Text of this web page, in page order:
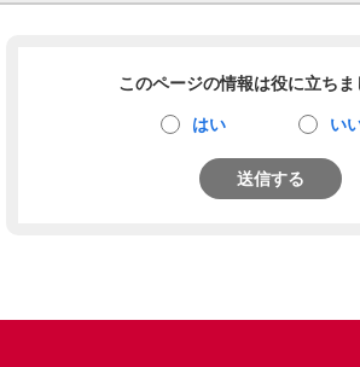
このページの情報は役に立ちま
はい い
送信する